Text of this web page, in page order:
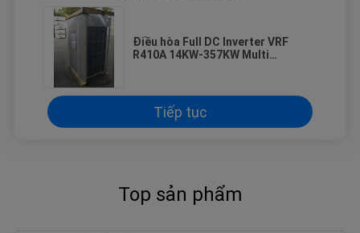
Điều hòa Full DC Inverter VRF
R410A 14KW-357KW Multi
Tiếp tục
Top sản phẩm